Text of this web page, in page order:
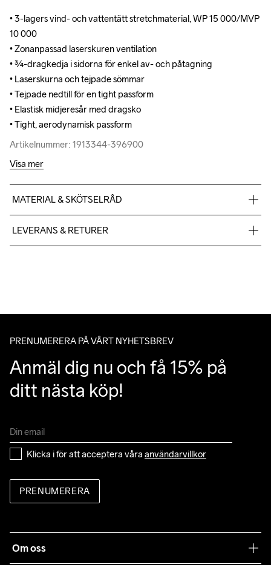
• 3-lagers vind- och vattentätt stretchmaterial, WP 15 000/MVP
10 000
• Zonanpassad laserskuren ventilation
• ¾-dragkedja i sidorna för enkel av- och påtagning
• Laserskurna och tejpade sömmar
• Tejpade nedtill för en tight passform
• Elastisk midjeresår med dragsko
• Tight, aerodynamisk passform
Artikelnummer: 1913344-396900
• 3-lagers vind- och vattentätt stretchmaterial, WP 15 000/MVP
10 000
• Zonanpassad laserskuren ventilation
• ¾-dragkedja i sidorna för enkel av- och påtagning
• Laserskurna och tejpade sömmar
• Tejpade nedtill för en tight passform
• Elastisk midjeresår med dragsko
• Tight, aerodynamisk passform
Artikelnummer: 1913344-396900
Visa mer
MATERIAL & SKÖTSELRÅD
polyurethane Back 100% polyester-recycled Back body: 88%
LEVERANS & RETURER
av Postnords app när du får ditt trackingnummer av oss i ditt
PRENUMERERA PÅ VÅRT NYHETSBREV
Anmäl dig nu och få 15% på
ditt nästa köp!
Klicka i för att acceptera våra användarvillkor
PRENUMERERA
Om oss